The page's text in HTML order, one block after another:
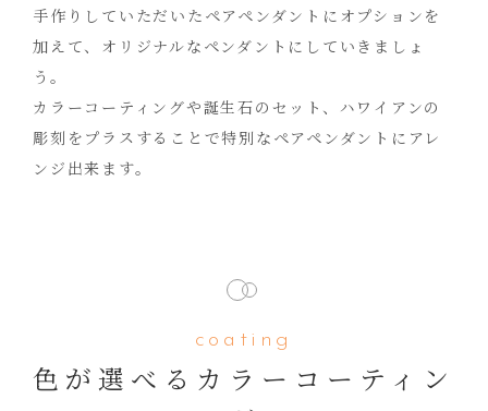
手作りしていただいたペアペンダントにオプションを
加えて、オリジナルなペンダントにしていきましょ
う。
カラーコーティングや誕生石のセット、ハワイアンの
彫刻をプラスすることで特別なペアペンダントにアレ
ンジ出来ます。
coating
色が選べるカラーコーティン